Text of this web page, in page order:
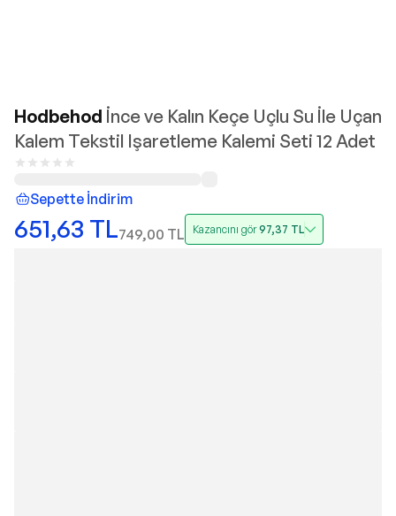
Hodbehod İnce ve Kalın Keçe Uçlu Su İle Uçan
Kalem Tekstil Işaretleme Kalemi Seti 12 Adet
Sepette İndirim
651,63 TL749,00 TL Kazancını gör97,37 TL